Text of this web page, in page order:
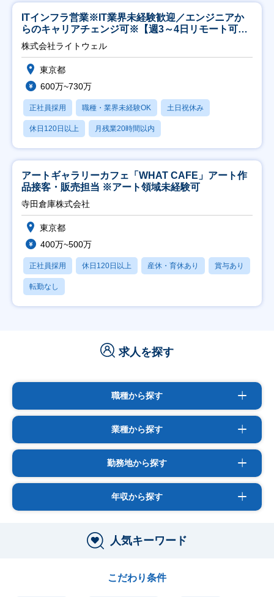
ITインフラ営業※IT業界未経験歓迎／エンジニアか
らのキャリアチェンジ可※【週3～4日リモート可
能】
株式会社ライトウェル
東京都
600万~730万
正社員採用 職種・業界未経験OK 土日祝休み
休日120日以上 月残業20時間以内
アートギャラリーカフェ「WHAT CAFE」アート作
品接客・販売担当 ※アート領域未経験可
寺田倉庫株式会社
東京都
400万~500万
正社員採用 休日120日以上 産休・育休あり 賞与あり
転勤なし
求人を探す
職種から探す
業種から探す
勤務地から探す
年収から探す
人気キーワード
こだわり条件